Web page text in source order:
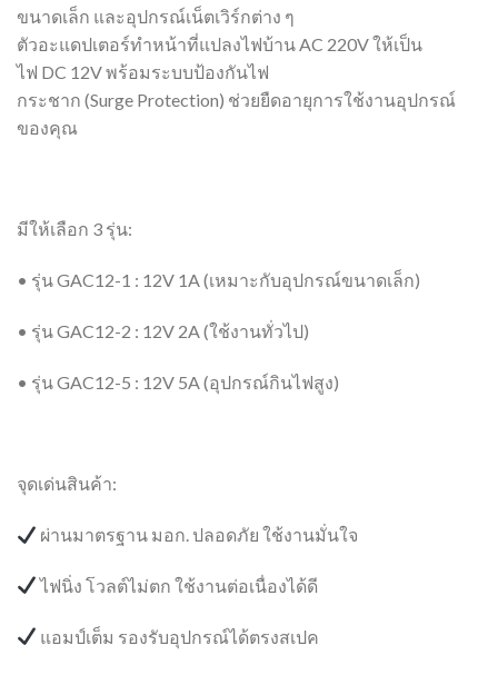
ขนาดเล็ก และอุปกรณ์เน็ตเวิร์กต่าง ๆ
ตัวอะแดปเตอร์ทำหน้าที่แปลงไฟบ้าน AC 220V ให้เป็น
ไฟ DC 12V พร้อมระบบป้องกันไฟ
กระชาก (Surge Protection) ช่วยยืดอายุการใช้งานอุปกรณ์
ของคุณ
มีให้เลือก 3 รุ่น:
• รุ่น GAC12-1 : 12V 1A (เหมาะกับอุปกรณ์ขนาดเล็ก)
• รุ่น GAC12-2 : 12V 2A (ใช้งานทั่วไป)
• รุ่น GAC12-5 : 12V 5A (อุปกรณ์กินไฟสูง)
จุดเด่นสินค้า:
ผ่านมาตรฐาน มอก. ปลอดภัย ใช้งานมั่นใจ
ไฟนิ่ง โวลต์ไม่ตก ใช้งานต่อเนื่องได้ดี
แอมป์เต็ม รองรับอุปกรณ์ได้ตรงสเปค